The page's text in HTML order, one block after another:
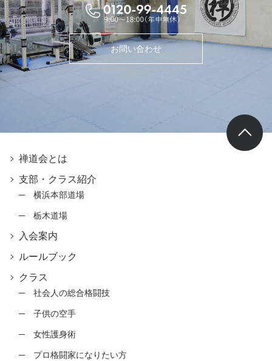
お問い合わせ
禅道会とは
支部・クラス紹介
横浜本部道場
栃木道場
入会案内
ルールブック
クラス
社会人の総合格闘技
子供の空手
女性護身術
プロ格闘家になりたい方